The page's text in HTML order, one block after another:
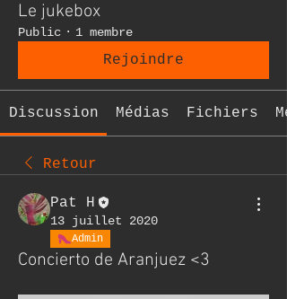
Le jukebox
Public · 1 membre
Rejoindre
Discussion Médias Fichiers
Retour
Pat H
13 juillet 2020
Admin
Concierto de Aranjuez <3